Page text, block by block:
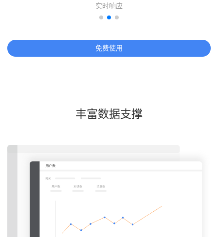
实时响应
免费使用
丰富数据支撑